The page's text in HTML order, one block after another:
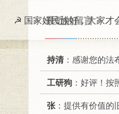
☭ 国家好民族好，大家才
最近的留言
持清 ：感谢您的法
工研狗 ：好评！按照
张 ：提供有价值的